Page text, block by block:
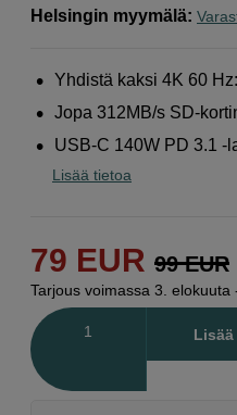
Helsingin myymälä:
Yhdistä kaksi 4K 60
Jopa 312MB/s SD-
USB-C 140W PD 3.1 -
Lisää tietoa
79 EUR 99 EUR
Tarjous voimassa 3. elokuuta